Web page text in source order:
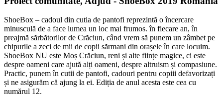
ShoeBox – cadoul din cutia de pantofi reprezintă o încercare
minusculă de a face lumea un loc mai frumos. în fiecare an, în
preajmă sărbătorilor de Crăciun, când vrem să punem un zâmbet pe
chipurile a zeci de mii de copii sărmani din orașele în care locuim.
ShoeBox NU este Moș Crăciun, reni și alte ființe magice, ci este
despre oameni care ajută alți oameni, despre altruism și compasiune.
Practic, punem în cutii de pantofi, cadouri pentru copiii defavorizați
și ne asigurăm că ajung la ei. Ediția de anul acesta este cea cu
numărul 12.